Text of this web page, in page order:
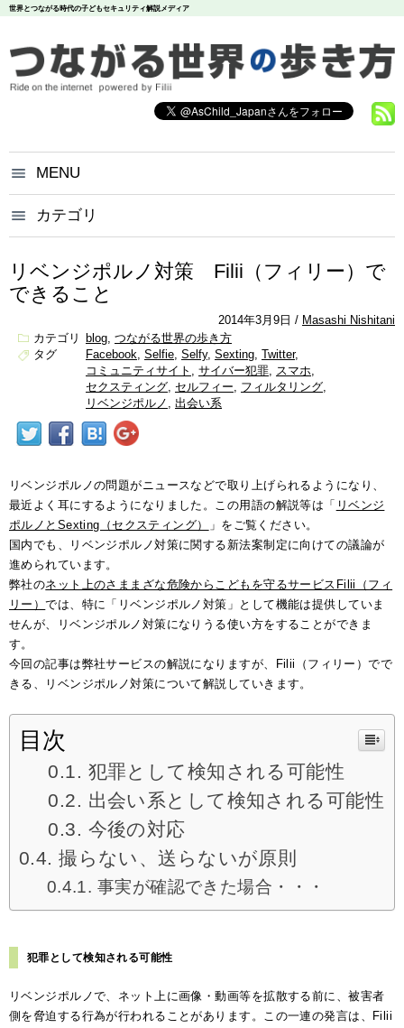
世界とつながる時代の子どもセキュリティ解説メディア
MENU
つながる世界の歩き方とは？
個人情報保護方針
カテゴリ
いじめ
犯罪
悪評
依存
調査データ
リベンジポルノ対策 Filii（フィリー）で
できること
2014年3月9日
Masashi Nishitani
カテゴリ
blog つながる世界の歩き方
タグ
Facebook Selfie Selfy Sexting Twitter
コミュニティサイト
サイバー犯罪 スマホ
セクスティング セルフィー
フィルタリング
リベンジポルノ
出会い系
リベンジポルノの問題がニュースなどで取り上げられるようになり、
最近よく耳にするようになりました。この用語の解説等は「 リベンジ
ポルノとSexting（セクスティング）
」をご覧ください。
国内でも、リベンジポルノ対策に関する新法案制定に向けての議論が
進められています。
弊社のネット上のさままざな危険からこどもを守るサービスFilii（フィ
リー）では、特に「リベンジポルノ対策」として機能は提供していま
せんが、リベンジポルノ対策になりうる使い方をすることができま
す。
今回の記事は弊社サービスの解説になりますが、Filii（フィリー）でで
きる、リベンジポルノ対策について解説していきます。
目次
犯罪として検知される可能性
出会い系として検知される可能性
今後の対応
撮らない、送らないが原則
事実が確認できた場合・・・
犯罪として検知される可能性
リベンジポルノで、ネット上に画像・動画等を拡散する前に、被害者
側を脅迫する行為が行われることがあります。この一連の発言は、Filii